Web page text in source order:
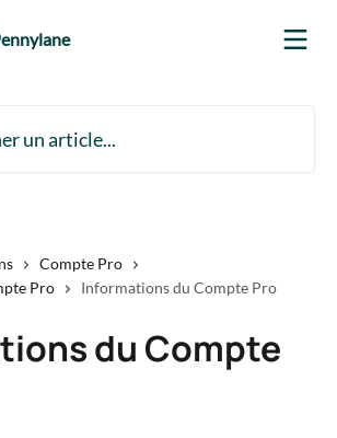
Compte Pro
Pro
Informations du Compte Pro
du Compte